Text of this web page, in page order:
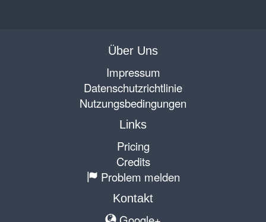
Über Uns
Impressum
Datenschutzrichtlinie
Nutzungsbedingungen
Links
Pricing
Credits
Problem melden
Kontakt